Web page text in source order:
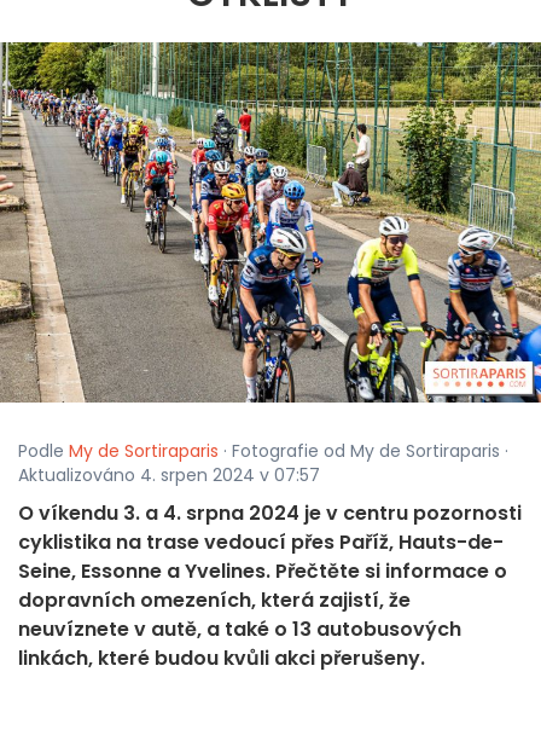
Podle My de Sortiraparis · Fotografie od My de Sortiraparis ·
Aktualizováno 4. srpen 2024 v 07:57
O víkendu 3. a 4. srpna 2024 je v centru pozornosti
cyklistika na trase vedoucí přes Paříž, Hauts-de-
Seine, Essonne a Yvelines. Přečtěte si informace o
dopravních omezeních, která zajistí, že
neuvíznete v autě, a také o 13 autobusových
linkách, které budou kvůli akci přerušeny.